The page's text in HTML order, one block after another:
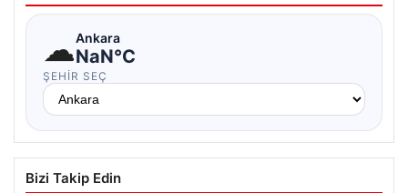
☁Ankara
NaN°C
ŞEHIR SEÇ
Bizi Takip Edin